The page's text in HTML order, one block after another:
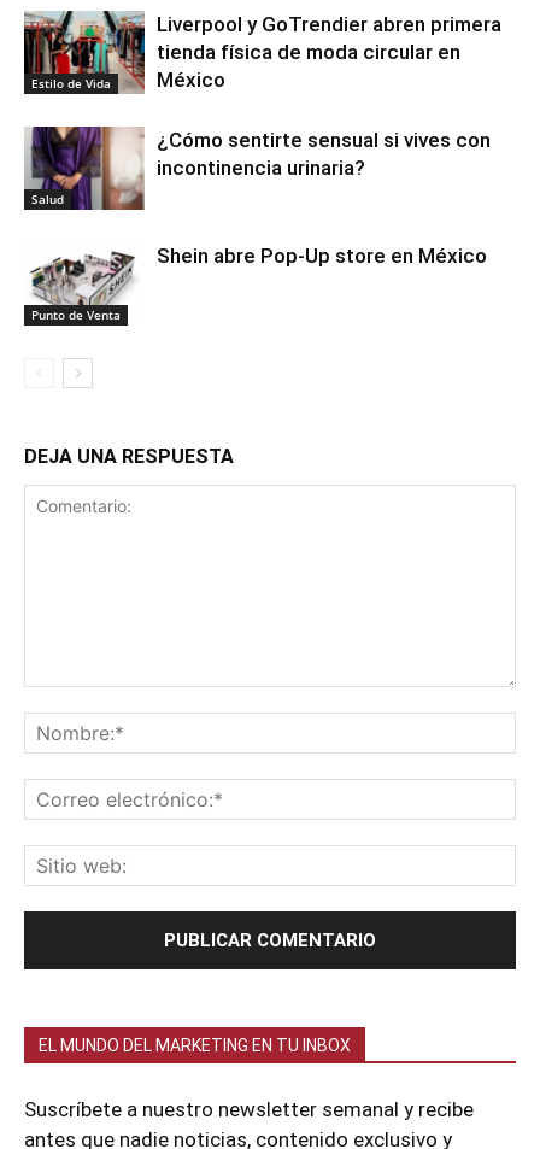
Estilo de Vida
Liverpool y GoTrendier abren primera
tienda física de moda circular en
México
Salud
¿Cómo sentirte sensual si vives con
incontinencia urinaria?
Punto de Venta
Shein abre Pop-Up store en México
DEJA UNA RESPUESTA
EL MUNDO DEL MARKETING EN TU INBOX
Suscríbete a nuestro newsletter semanal y recibe
antes que nadie noticias, contenido exclusivo y